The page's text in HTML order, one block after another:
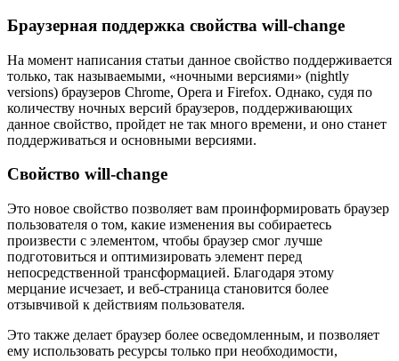
Браузерная поддержка свойства will-change
На момент написания статьи данное свойство поддерживается
только, так называемыми, «ночными версиями» (nightly
versions) браузеров Chrome, Opera и Firefox. Однако, судя по
количеству ночных версий браузеров, поддерживающих
данное свойство, пройдет не так много времени, и оно станет
поддерживаться и основными версиями.
Свойство will-change
Это новое свойство позволяет вам проинформировать браузер
пользователя о том, какие изменения вы собираетесь
произвести с элементом, чтобы браузер смог лучше
подготовиться и оптимизировать элемент перед
непосредственной трансформацией. Благодаря этому
мерцание исчезает, и веб-страница становится более
отзывчивой к действиям пользователя.
Это также делает браузер более осведомленным, и позволяет
ему использовать ресурсы только при необходимости,